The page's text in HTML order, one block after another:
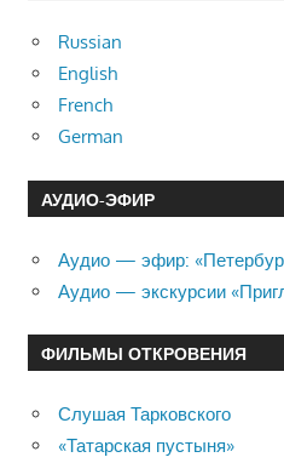
Russian
English
French
German
АУДИО-ЭФИР
Аудио — эфир:
Аудио — экскурсии
ФИЛЬМЫ ОТКРОВЕНИЯ
Слушая Тарковского
«Татарская пустыня»